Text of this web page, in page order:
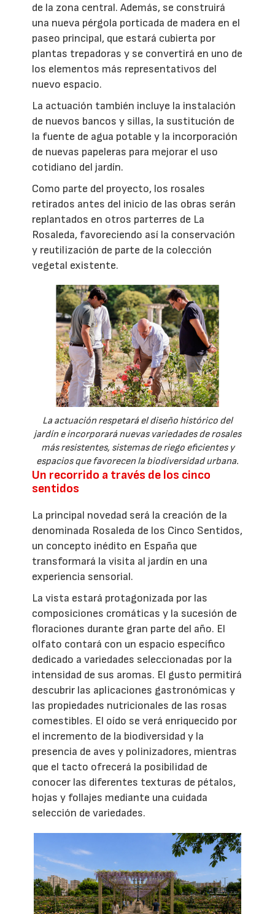
de la zona central. Además, se construirá
una nueva pérgola porticada de madera en el
paseo principal, que estará cubierta por
plantas trepadoras y se convertirá en uno de
los elementos más representativos del
nuevo espacio.
La actuación también incluye la instalación
de nuevos bancos y sillas, la sustitución de
la fuente de agua potable y la incorporación
de nuevas papeleras para mejorar el uso
cotidiano del jardín.
Como parte del proyecto, los rosales
retirados antes del inicio de las obras serán
replantados en otros parterres de La
Rosaleda, favoreciendo así la conservación
y reutilización de parte de la colección
vegetal existente.
La actuación respetará el diseño histórico del
jardín e incorporará nuevas variedades de rosales
más resistentes, sistemas de riego eficientes y
espacios que favorecen la biodiversidad urbana.
Un recorrido a través de los cinco
sentidos
La principal novedad será la creación de la
denominada Rosaleda de los Cinco Sentidos,
un concepto inédito en España que
transformará la visita al jardín en una
experiencia sensorial.
La vista estará protagonizada por las
composiciones cromáticas y la sucesión de
floraciones durante gran parte del año. El
olfato contará con un espacio específico
dedicado a variedades seleccionadas por la
intensidad de sus aromas. El gusto permitirá
descubrir las aplicaciones gastronómicas y
las propiedades nutricionales de las rosas
comestibles. El oído se verá enriquecido por
el incremento de la biodiversidad y la
presencia de aves y polinizadores, mientras
que el tacto ofrecerá la posibilidad de
conocer las diferentes texturas de pétalos,
hojas y follajes mediante una cuidada
selección de variedades.